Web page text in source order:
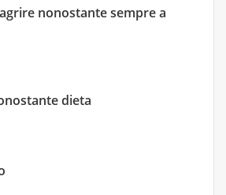
nonostante sempre a
dieta